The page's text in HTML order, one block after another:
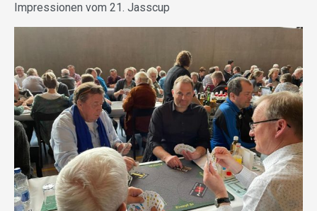
Impressionen vom 21. Jasscup